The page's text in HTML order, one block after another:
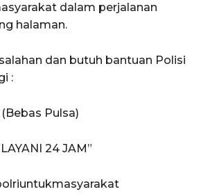
dalam perjalanan
halaman.
dan butuh bantuan Polisi
:
(Bebas Pulsa)
24 JAM”